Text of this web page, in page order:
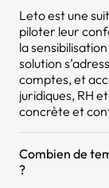
Leto est une
piloter leur
la
solution
comptes, et
juridiques, RH
concrète et
Combien de
?